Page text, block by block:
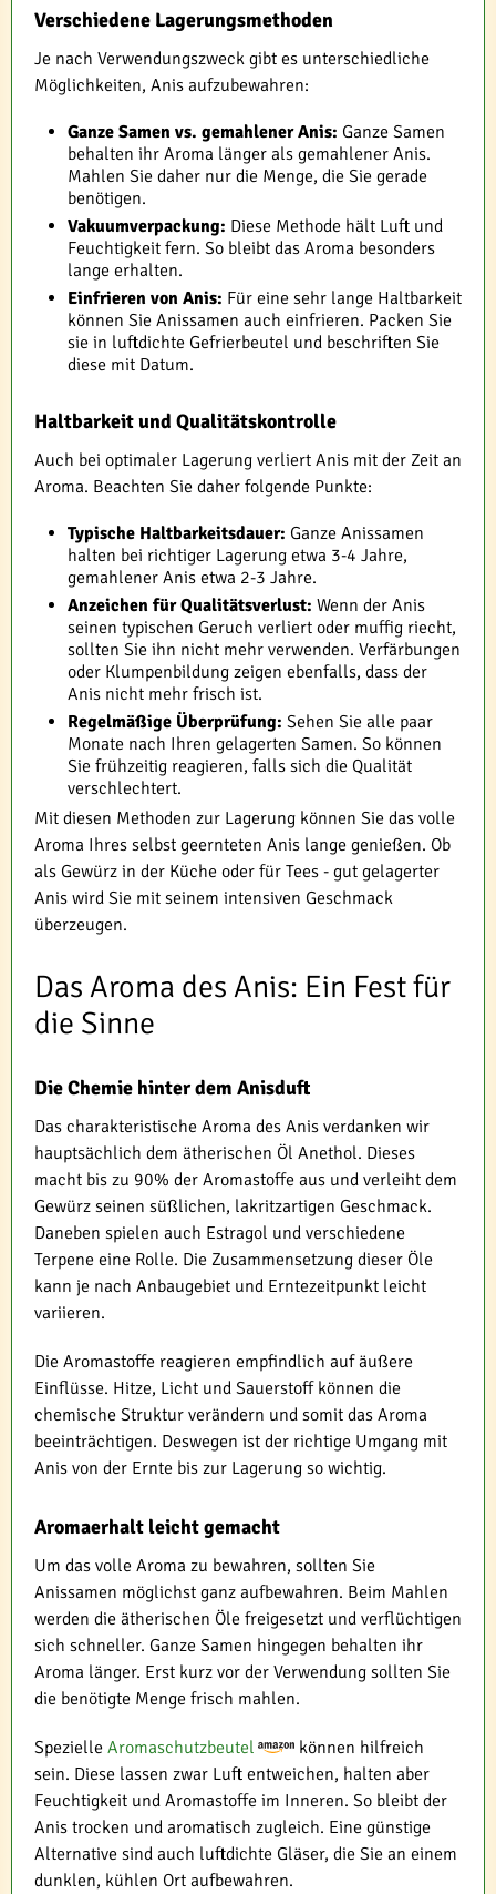
Verschiedene Lagerungsmethoden
Je nach Verwendungszweck gibt es unterschiedliche
Möglichkeiten, Anis aufzubewahren:
Ganze Samen vs. gemahlener Anis: Ganze Samen
behalten ihr Aroma länger als gemahlener Anis.
Mahlen Sie daher nur die Menge, die Sie gerade
benötigen.
Vakuumverpackung: Diese Methode hält Luft und
Feuchtigkeit fern. So bleibt das Aroma besonders
lange erhalten.
Einfrieren von Anis: Für eine sehr lange Haltbarkeit
können Sie Anissamen auch einfrieren. Packen Sie
sie in luftdichte Gefrierbeutel und beschriften Sie
diese mit Datum.
Haltbarkeit und Qualitätskontrolle
Auch bei optimaler Lagerung verliert Anis mit der Zeit an
Aroma. Beachten Sie daher folgende Punkte:
Typische Haltbarkeitsdauer: Ganze Anissamen
halten bei richtiger Lagerung etwa 3-4 Jahre,
gemahlener Anis etwa 2-3 Jahre.
Anzeichen für Qualitätsverlust: Wenn der Anis
seinen typischen Geruch verliert oder muffig riecht,
sollten Sie ihn nicht mehr verwenden. Verfärbungen
oder Klumpenbildung zeigen ebenfalls, dass der
Anis nicht mehr frisch ist.
Regelmäßige Überprüfung: Sehen Sie alle paar
Monate nach Ihren gelagerten Samen. So können
Sie frühzeitig reagieren, falls sich die Qualität
verschlechtert.
Mit diesen Methoden zur Lagerung können Sie das volle
Aroma Ihres selbst geernteten Anis lange genießen. Ob
als Gewürz in der Küche oder für Tees - gut gelagerter
Anis wird Sie mit seinem intensiven Geschmack
überzeugen.
Das Aroma des Anis: Ein Fest für
die Sinne
Die Chemie hinter dem Anisduft
Das charakteristische Aroma des Anis verdanken wir
hauptsächlich dem ätherischen Öl Anethol. Dieses
macht bis zu 90% der Aromastoffe aus und verleiht dem
Gewürz seinen süßlichen, lakritzartigen Geschmack.
Daneben spielen auch Estragol und verschiedene
Terpene eine Rolle. Die Zusammensetzung dieser Öle
kann je nach Anbaugebiet und Erntezeitpunkt leicht
variieren.
Die Aromastoffe reagieren empfindlich auf äußere
Einflüsse. Hitze, Licht und Sauerstoff können die
chemische Struktur verändern und somit das Aroma
beeinträchtigen. Deswegen ist der richtige Umgang mit
Anis von der Ernte bis zur Lagerung so wichtig.
Aromaerhalt leicht gemacht
Um das volle Aroma zu bewahren, sollten Sie
Anissamen möglichst ganz aufbewahren. Beim Mahlen
werden die ätherischen Öle freigesetzt und verflüchtigen
sich schneller. Ganze Samen hingegen behalten ihr
Aroma länger. Erst kurz vor der Verwendung sollten Sie
die benötigte Menge frisch mahlen.
Spezielle Aromaschutzbeutel
können hilfreich
sein. Diese lassen zwar Luft entweichen, halten aber
Feuchtigkeit und Aromastoffe im Inneren. So bleibt der
Anis trocken und aromatisch zugleich. Eine günstige
Alternative sind auch luftdichte Gläser, die Sie an einem
dunklen, kühlen Ort aufbewahren.